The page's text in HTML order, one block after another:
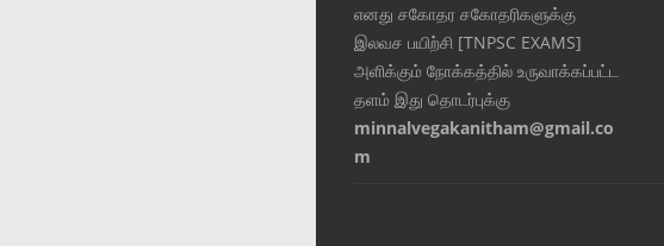
எனது சகோதர சகோதரிகளுக்கு
இலவச பயிற்சி [TNPSC EXAMS]
அளிக்கும் நோக்கத்தில் உருவாக்கப்பட்ட
தளம் இது தொடர்புக்கு
minnalvegakanitham@gmail.co
m